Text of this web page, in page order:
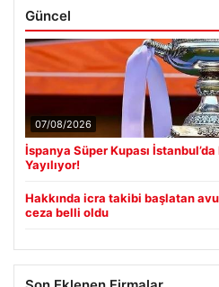
Güncel
07/08/2026
İspanya Süper Kupası
Yayılıyor!
Hakkında icra takibi başlatan
ceza belli oldu